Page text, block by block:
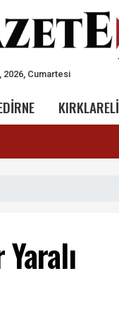
2026, Cumartesi
KIRKLARELİ